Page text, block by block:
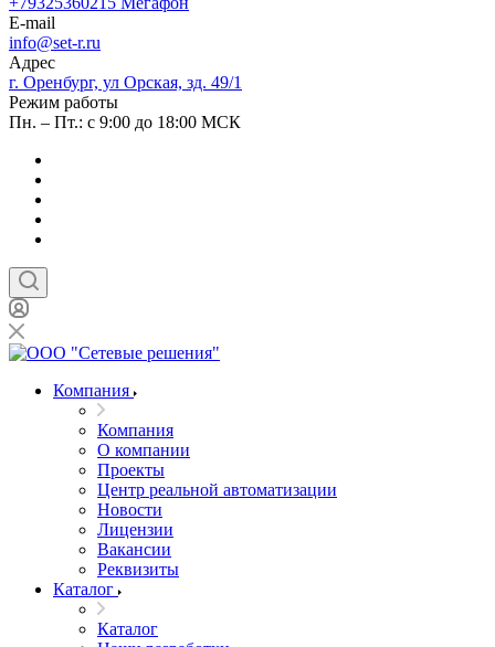
E-mail
info@set-r.ru
Адрес
г. Оренбург, ул Орская, зд. 49/1
Режим работы
Пн. – Пт.: с 9:00 до 18:00 МСК
Компания
Компания
О компании
Проекты
Центр реальной автоматизации
Новости
Лицензии
Вакансии
Реквизиты
Каталог
Каталог